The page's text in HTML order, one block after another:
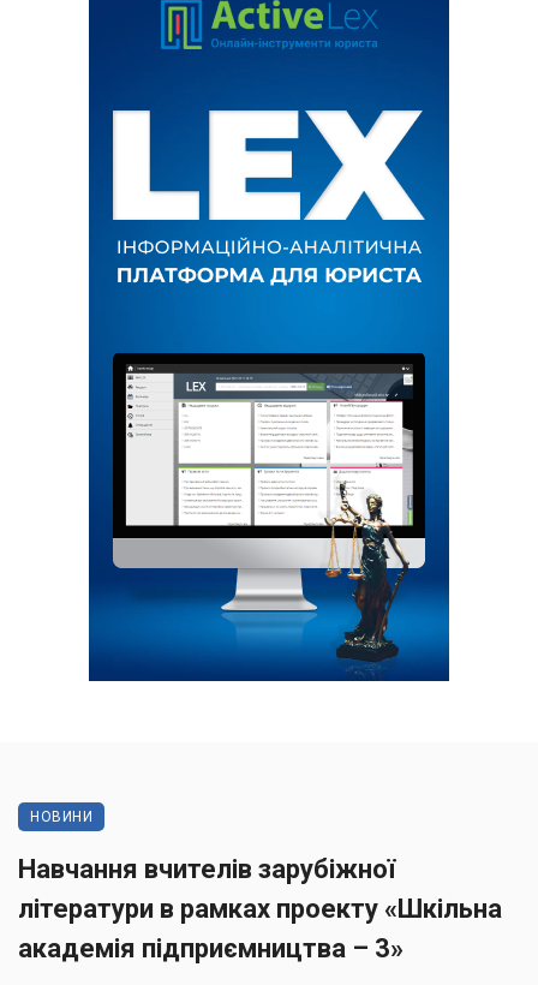
НОВИНИ
Навчання вчителів зарубіжної
літератури в рамках проекту «Шкільна
академія підприємництва – 3»